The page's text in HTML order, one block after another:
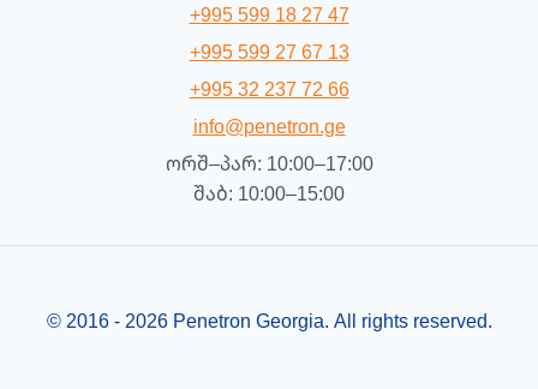
+995 599 18 27 47
+995 599 27 67 13
+995 32 237 72 66
info@penetron.ge
ორშ–პარ: 10:00–17:00
შაბ: 10:00–15:00
© 2016 - 2026 Penetron Georgia. All rights reserved.